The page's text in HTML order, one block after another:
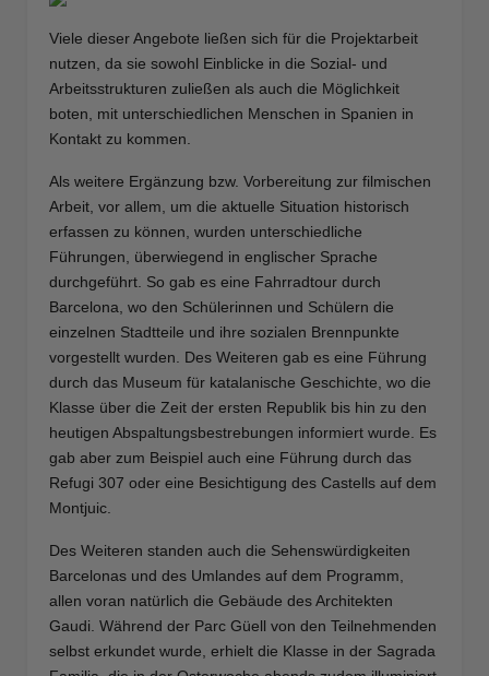
Viele dieser Angebote ließen sich für die Projektarbeit
nutzen, da sie sowohl Einblicke in die Sozial- und
Arbeitsstrukturen zuließen als auch die Möglichkeit
boten, mit unterschiedlichen Menschen in Spanien in
Kontakt zu kommen.
Als weitere Ergänzung bzw. Vorbereitung zur filmischen
Arbeit, vor allem, um die aktuelle Situation historisch
erfassen zu können, wurden unterschiedliche
Führungen, überwiegend in englischer Sprache
durchgeführt. So gab es eine Fahrradtour durch
Barcelona, wo den Schülerinnen und Schülern die
einzelnen Stadtteile und ihre sozialen Brennpunkte
vorgestellt wurden. Des Weiteren gab es eine Führung
durch das Museum für katalanische Geschichte, wo die
Klasse über die Zeit der ersten Republik bis hin zu den
heutigen Abspaltungsbestrebungen informiert wurde. Es
gab aber zum Beispiel auch eine Führung durch das
Refugi 307 oder eine Besichtigung des Castells auf dem
Montjuic.
Des Weiteren standen auch die Sehenswürdigkeiten
Barcelonas und des Umlandes auf dem Programm,
allen voran natürlich die Gebäude des Architekten
Gaudi. Während der Parc Güell von den Teilnehmenden
selbst erkundet wurde, erhielt die Klasse in der Sagrada